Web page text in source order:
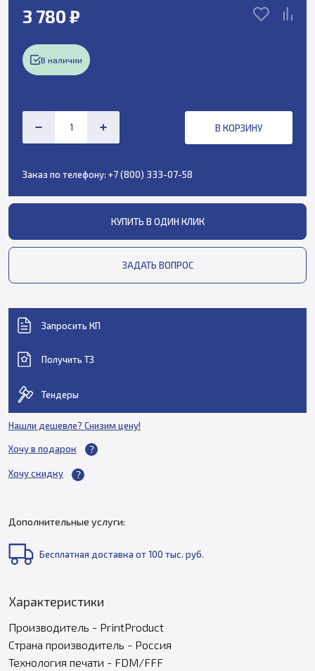
3 780 ₽
В наличии
В КОРЗИНУ
Заказ по телефону: +7 (800) 333-07-58
КУПИТЬ В ОДИН КЛИК
ЗАДАТЬ ВОПРОС
Запросить КП
Получить ТЗ
Тендеры
Нашли дешевле? Снизим цену!
Хочу в подарок
Хочу скидку
Дополнительные услуги:
Бесплатная доставка от 100 тыс. руб.
Характеристики
Производитель - PrintProduct
Страна производитель - Россия
Технология печати - FDM/FFF